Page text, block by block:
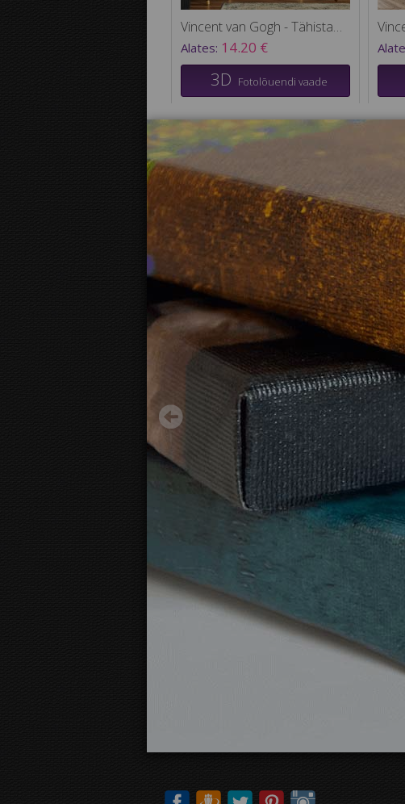
Vincent van Gogh - Tähistaevas
Alates: 14.20 €
3D Fotolõuendi vaade
Luigi Russolo – Auto dünaamika
Alates:17.20 €
3D Fotolõuendi vaade